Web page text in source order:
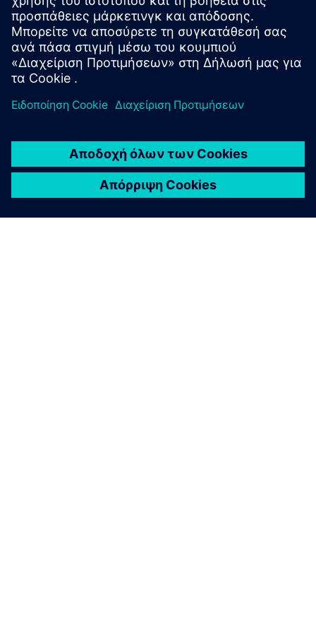
κυβερνοχώρο και ανάλυση βάρους - Υποδομή
εικονικού συστήματος